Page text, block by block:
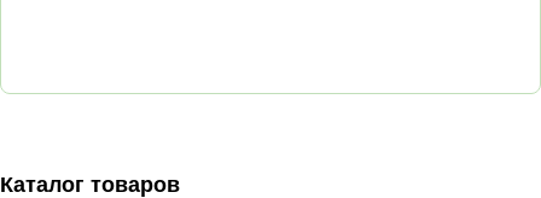
Каталог товаров